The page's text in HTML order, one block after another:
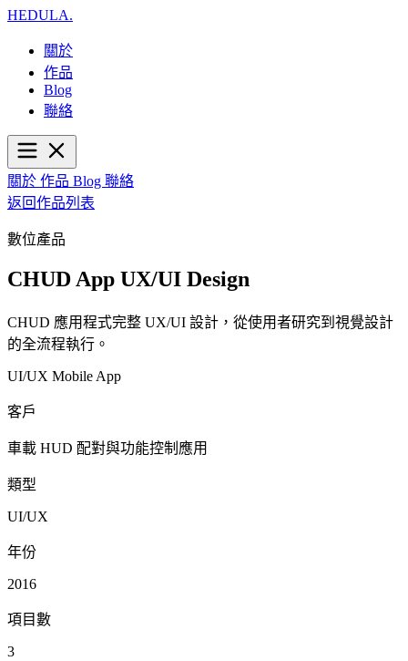
HEDULA.
關於
作品
Blog
聯絡
關於 作品 Blog 聯絡
返回作品列表
數位產品
CHUD App UX/UI Design
CHUD 應用程式完整 UX/UI 設計，從使用者研究到視覺設計
的全流程執行。
UI/UX Mobile App
客戶
車載 HUD 配對與功能控制應用
類型
UI/UX
年份
2016
項目數
3